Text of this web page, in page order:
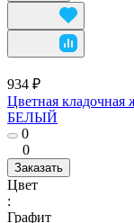
934 ₽
Цветная кладочная
БЕЛЫЙ
0
0
Заказать
Цвет
:
Графит